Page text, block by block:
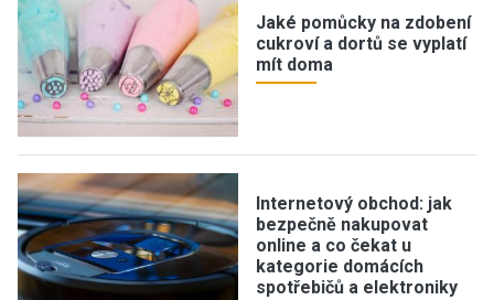
Jaké pomůcky na zdobení
cukroví a dortů se vyplatí
mít doma
Internetový obchod: jak
bezpečně nakupovat
online a co čekat u
kategorie domácích
spotřebičů a elektroniky